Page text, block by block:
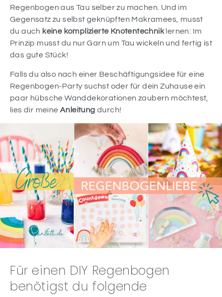
Regenbogen aus Tau selber zu machen. Und im
Gegensatz zu selbst geknüpften Makramees, musst
du auch keine komplizierte Knotentechniklernen: Im
Prinzip musst du nur Garn um Tau wickeln und fertig ist
das gute Stück!
Falls du also nach einer Beschäftigungsidee für eine
Regenbogen-Party suchst oder für dein Zuhause ein
paar hübsche Wanddekorationen zaubern möchtest,
lies dir meineAnleitung durch!
Für einen DIY Regenbogen
benötigst du folgende